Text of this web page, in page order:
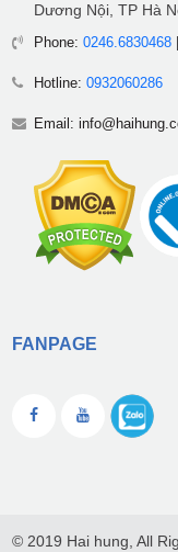
Dương Nội, TP Hà
Phone: 0246.6830468|
Hotline: 0932060286
Email:
FANPAGE
© 2019 Hai hung, All